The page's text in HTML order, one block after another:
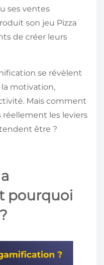
ses ventes
son jeu Pizza
de créer leurs
se révèlent
motivation,
Mais comment
les leviers
être ?
pourquoi